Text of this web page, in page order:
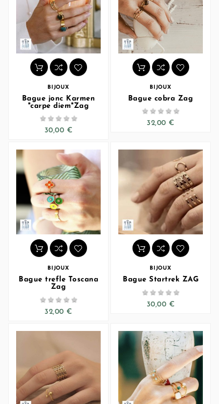
BIJOUX
Bague jonc Karmen
"carpe diem"Zag
    
30,00 €
BIJOUX
Bague cobra Zag
    
32,00 €
BIJOUX
Bague trefle Toscana
Zag
    
32,00 €
BIJOUX
Bague Startrek ZAG
    
30,00 €